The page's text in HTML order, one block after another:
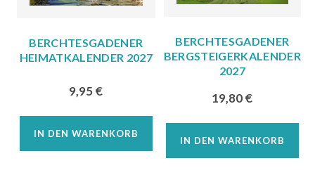
BERCHTESGADENER
HEIMATKALENDER 2027
9,95€
IN DEN WARENKORB
BERCHTESGADENER
BERGSTEIGERKALENDER
2027
19,80€
IN DEN WARENKORB